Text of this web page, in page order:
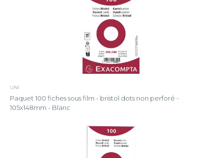
UNI
Paquet 100 fiches sous film - bristol dots non perforé -
105x148mm - Blanc